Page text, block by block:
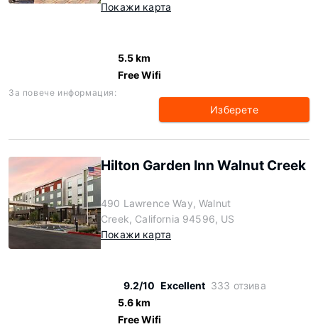
Покажи карта
5.5 km
Free Wifi
За повече информация:
Изберете
Hilton Garden Inn Walnut Creek
490 Lawrence Way, Walnut
Creek, California 94596, US
Покажи карта
9.2/10 Excellent 333 отзива
5.6 km
Free Wifi